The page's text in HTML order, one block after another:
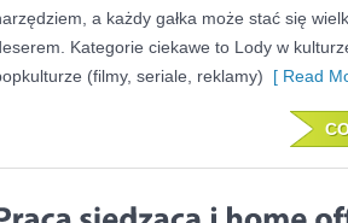
a każdy gałka może stać się
Kategorie ciekawe to Lody w
(filmy, seriale, reklamy) [ Read